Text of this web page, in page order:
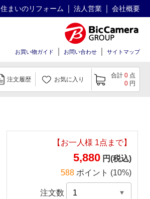
住まいのリフォーム 法人営業 会社概要
お買い物ガイド お問い合わせ サイトマップ
注文履歴 お気に入り
合計 0 点
0 円
【お一人様 1点まで】
5,880 円(税込)
588 ポイント (10%)
注文数